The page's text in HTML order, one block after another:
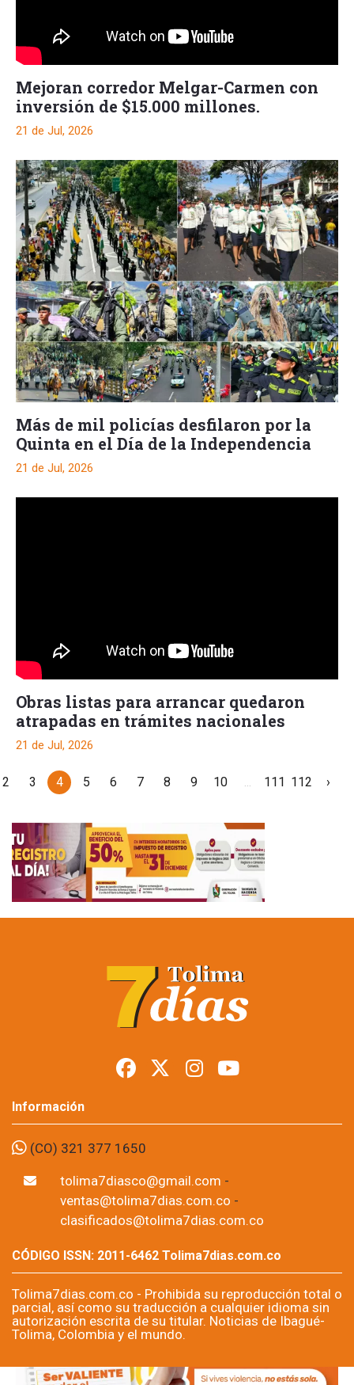
Mejoran corredor Melgar-Carmen con
inversión de $15.000 millones.
21 de Jul, 2026
Más de mil policías desfilaron por la
Quinta en el Día de la Independencia
21 de Jul, 2026
Obras listas para arrancar quedaron
atrapadas en trámites nacionales
21 de Jul, 2026
2 3 4 5 6 7 8 9 10 111 112 ›
Información
(CO) 321 377 1650
tolima7diasco@gmail.com -
ventas@tolima7dias.com.co -
clasificados@tolima7dias.com.co
CÓDIGO ISSN: 2011-6462 Tolima7dias.com.co
Tolima7dias.com.co - Prohibida su reproducción total o
parcial, así como su traducción a cualquier idioma sin
autorización escrita de su titular. Noticias de Ibagué-
Tolima, Colombia y el mundo.